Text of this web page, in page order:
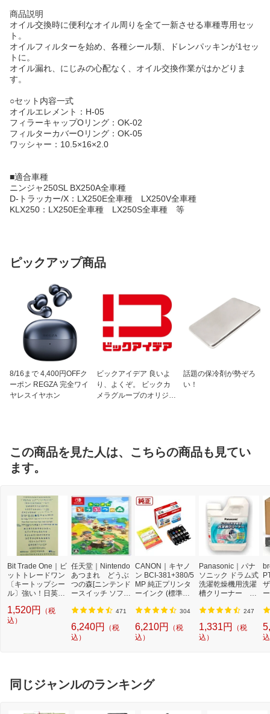
商品説明
オイル交換時に便利なオイル周りを全て一新させる車種専用セッ
ト。
オイルフィルターを始め、各種シール類、ドレンパッキンが1セッ
トに。
オイル漏れ、にじみの心配なく、オイル交換作業がはかどりま
す。
○セット内容一式
オイルエレメント：H-05
フィラーキャップOリング：OK-02
フィルターカバーOリング：OK-05
ワッシャー：10.5×16×2.0
■適合車種
ニンジャ250SL BX250A全車種
D-トラッカー/X：LX250E全車種 LX250V全車種
KLX250：LX250E全車種 LX250S全車種 等
ピックアップ商品
8/16まで 4,400円OFFク
ーポン REGZA 完全ワイ
ヤレスイヤホン
ビックアイデア 良いよ
り、よくぞ。 ビックカ
メラグループのオリジナ
話題の保冷剤が勢ぞろ
い！
この商品を見た人は、こちらの商品も見てい
ます。
Bit Trade One｜ビ
ットトレードワン
〔キートップシー
ル〕強い！日英対
プシールセット ブ
ルー DYKTSBL
1,520円
（税
込）
任天堂｜Nintendo
あつまれ どうぶ
つの森[ニンテンド
ースイッチ ソフ
471
6,240円
（税
込）
CANON｜キヤノ
ン BCI-381+380/5
MP 純正プリンタ
ーインク (標準容
3813805MP] 304
6,210円
（税
込）
Panasonic｜パナ
ソニック ドラム式
洗濯乾燥機用洗濯
槽クリーナー N-
機 洗浄 洗剤 750m
247
1,331円
（税
込）
T
同じジャンルのランキング